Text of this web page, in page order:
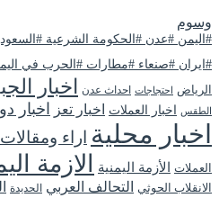
وسوم
#اليمن #عدن #الحكومة الشرعية
#ايران #صنعاء #مطارات #الحرب في
الرياض
احتجاجات احداث عدن اخبار
الطقس
اخبار العملات اخبار تعز اخبار
اخبار محلية اراء ومقالات
العملات الأزمة اليمنية الازمة
الانقلاب الحوثي التحالف العربي الحديدة